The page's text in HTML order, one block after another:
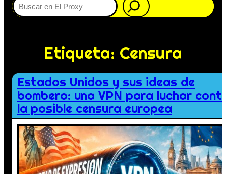
Etiqueta: Censura
Estados Unidos y sus ideas de
bombero: una VPN para luchar
la posible censura europea